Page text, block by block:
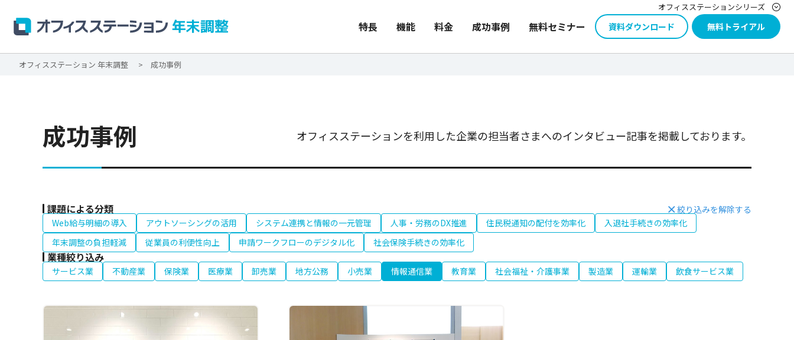
特長 機能 料金 成功事例 無料セミナー 資料ダウンロード 無料トライアル
オフィスステーションシリーズ
オフィスステーション 年末調整 成功事例
成功事例 オフィスステーションを利用した企業の担当者さまへのインタビュー記事を掲載しております。
絞り込みを解除する
課題による分類
Web給与明細の導入 アウトソーシングの活用 システム連携と情報の一元管理 人事・労務のDX推進 住民税通知の配付を効率化
入退社手続きの効率化
年末調整の負担軽減
従業員の利便性向上 申請ワークフローのデジタル化 社会保険手続きの効率化
業種絞り込み
サービス業 不動産業 保険業 医療業 卸売業 地方公務 小売業 情報通信業 教育業 社会福祉・介護事業 製造業 運輸業 飲食サービス業